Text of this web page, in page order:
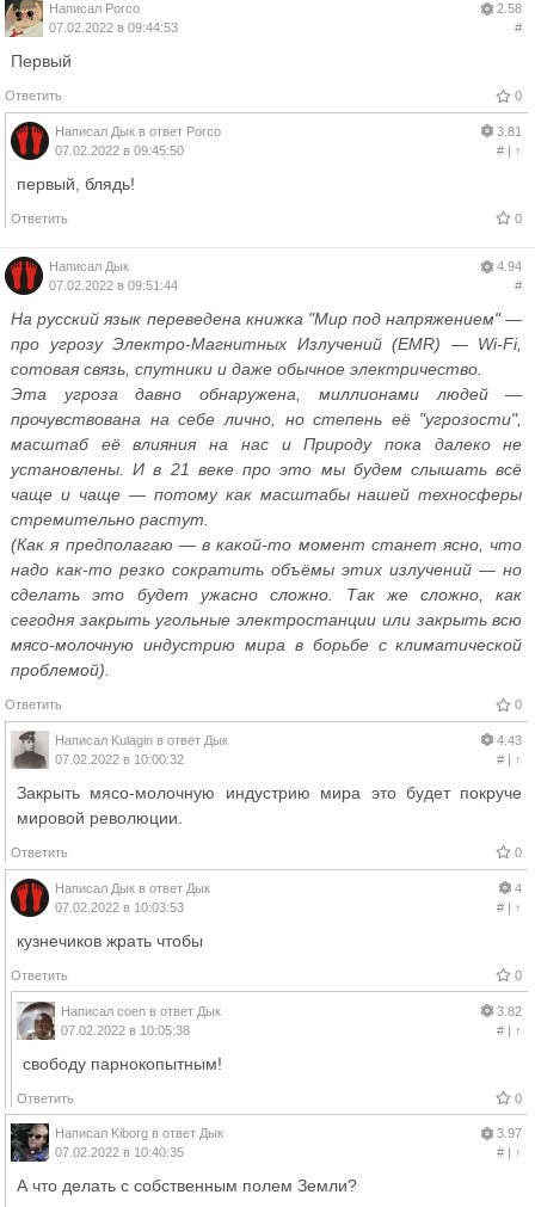
Написал Porco
07.02.2022 в 09:44:53
2.58
#
Первый
Ответить 0
Написал Дык в ответ Porco
07.02.2022 в 09:45:50
3.81
#| ↑
первый, блядь!
Ответить 0
Написал Дык
07.02.2022 в 09:51:44
4.94
#
На русский язык переведена книжка "Мир под напряжением" —
про угрозу Электро-Магнитных Излучений (EMR) — Wi-Fi,
сотовая связь, спутники и даже обычное электричество.
Эта угроза давно обнаружена, миллионами людей —
прочувствована на себе лично, но степень её "угрозости",
масштаб её влияния на нас и Природу пока далеко не
установлены. И в 21 веке про это мы будем слышать всё
чаще и чаще — потому как масштабы нашей техносферы
стремительно растут.
(Как я предполагаю — в какой-то момент станет ясно, что
надо как-то резко сократить объёмы этих излучений — но
сделать это будет ужасно сложно. Так же сложно, как
сегодня закрыть угольные электростанции или закрыть всю
мясо-молочную индустрию мира в борьбе с климатической
проблемой).
Ответить 0
Написал Kulagin в ответ Дык
07.02.2022 в 10:00:32
4.43
#| ↑
Закрыть мясо-молочную индустрию мира это будет покруче
мировой революции.
Ответить 0
Написал Дык в ответ Дык
07.02.2022 в 10:03:53
4
#| ↑
кузнечиков жрать чтобы
Ответить 0
Написал coen в ответ Дык
07.02.2022 в 10:05:38
3.82
#| ↑
свободу парнокопытным!
Ответить 0
Написал Kiborg в ответ Дык
07.02.2022 в 10:40:35
3.97
#| ↑
А что делать с собственным полем Земли?